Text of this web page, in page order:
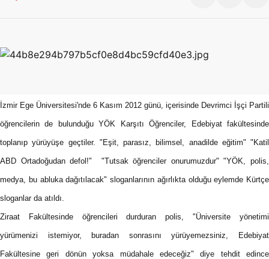
İzmir Ege Üniversitesi'nde 6 Kasım 2012 günü, içerisinde Devrimci İşçi Partili
öğrencilerin de bulunduğu YÖK Karşıtı Öğrenciler, Edebiyat fakültesinde
toplanıp yürüyüşe geçtiler. "Eşit, parasız, bilimsel, anadilde eğitim" "Katil
ABD Ortadoğudan defol!" "Tutsak öğrenciler onurumuzdur" "YÖK, polis,
medya, bu abluka dağıtılacak" sloganlarının ağırlıkta olduğu eylemde Kürtçe
sloganlar da atıldı.
Ziraat Fakültesinde öğrencileri durduran polis, "Üniversite yönetimi
yürümenizi istemiyor, buradan sonrasını yürüyemezsiniz, Edebiyat
Fakültesine geri dönün yoksa müdahale edeceğiz" diye tehdit edince